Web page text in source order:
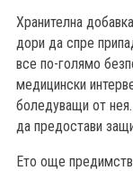
Хранителна
дори да спре
все по-голямо
медицински
боледуващи от
да предостави
Ето още